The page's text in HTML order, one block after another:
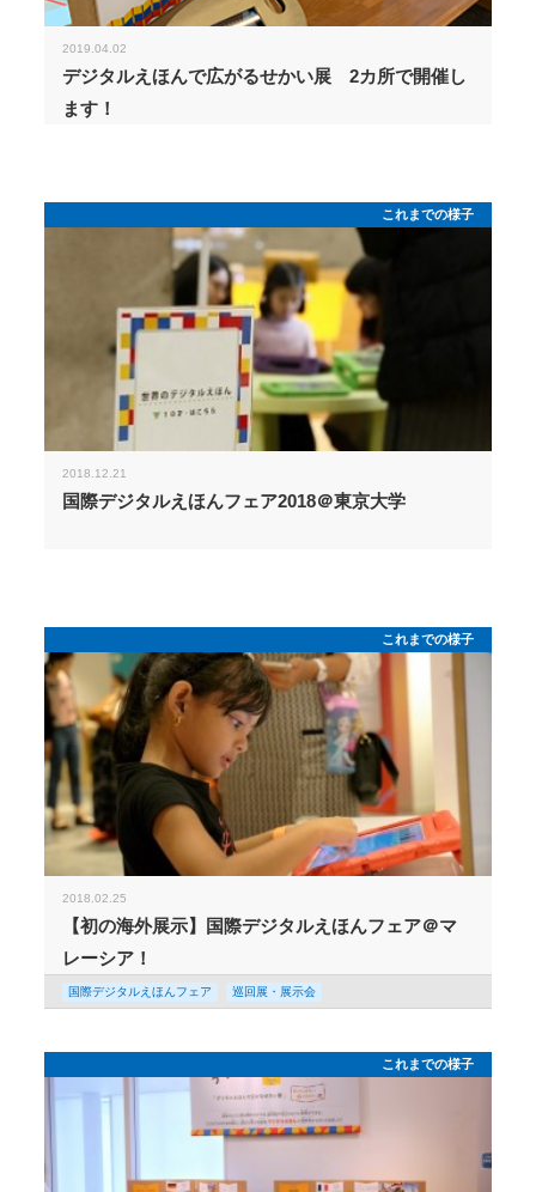
2019.04.02
デジタルえほんで広がるせかい展 2カ所で開催し
ます！
これまでの様子
2018.12.21
国際デジタルえほんフェア2018＠東京大学
これまでの様子
2018.02.25
【初の海外展示】国際デジタルえほんフェア＠マ
レーシア！
国際デジタルえほんフェア 巡回展・展示会
これまでの様子